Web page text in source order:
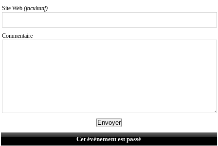
Site Web (facultatif)
Commentaire
Cet évènement est passé